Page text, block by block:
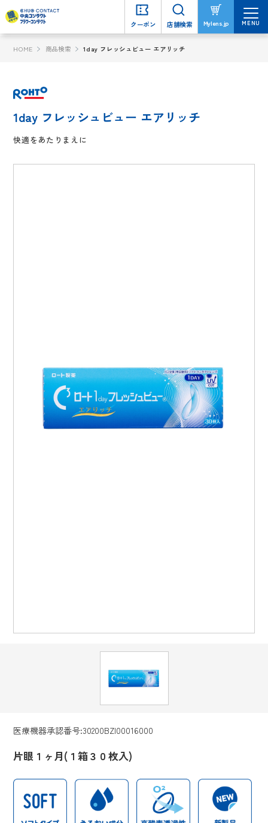
クーポン 店舗検索 Mylens.jp MENU
HOME 商品検索 1day フレッシュビュー エアリッチ
1day フレッシュビュー エアリッチ
快適をあたりまえに
医療機器承認番号:30200BZI00016000
片眼１ヶ月(１箱３０枚入)
クーポン 店舗検索 Mylens.jp MENU